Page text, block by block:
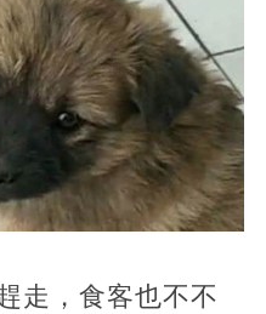
走，食客也不不